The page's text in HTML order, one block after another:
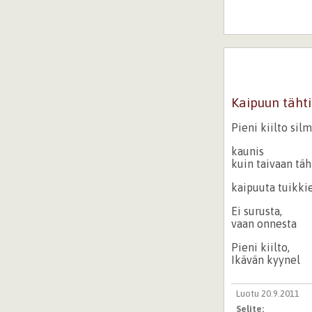
Kaipuun tähti
Pieni kiilto
kaunis
kuin taivaan
kaipuuta
Ei surusta,
vaan onnesta
Pieni kiilto,
Ikävän kyynel
Luotu 20.9.2011
Selite: